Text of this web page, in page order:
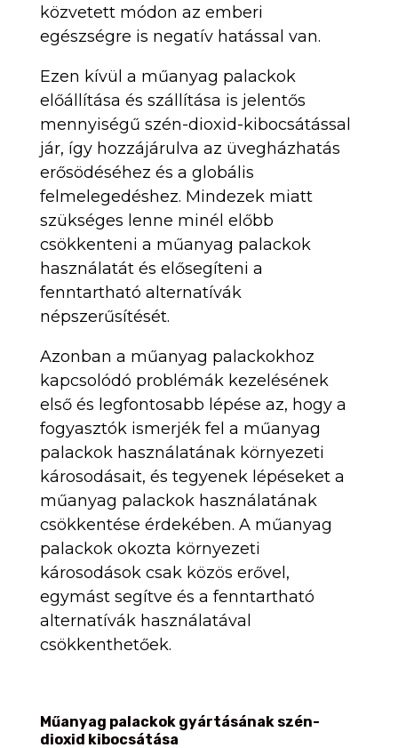
közvetett módon az emberi
egészségre is negatív hatással van.
Ezen kívül a műanyag palackok
előállítása és szállítása is jelentős
mennyiségű szén-dioxid-kibocsátással
jár, így hozzájárulva az üvegházhatás
erősödéséhez és a globális
felmelegedéshez. Mindezek miatt
szükséges lenne minél előbb
csökkenteni a műanyag palackok
használatát és elősegíteni a
fenntartható alternatívák
népszerűsítését.
Azonban a műanyag palackokhoz
kapcsolódó problémák kezelésének
első és legfontosabb lépése az, hogy a
fogyasztók ismerjék fel a műanyag
palackok használatának környezeti
károsodásait, és tegyenek lépéseket a
műanyag palackok használatának
csökkentése érdekében. A műanyag
palackok okozta környezeti
károsodások csak közös erővel,
egymást segítve és a fenntartható
alternatívák használatával
csökkenthetőek.
Műanyag palackok gyártásának szén-
dioxid kibocsátása